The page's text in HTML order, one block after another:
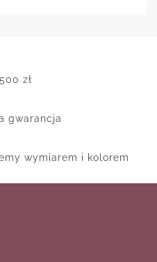
zł
gwarancja
wymiarem i kolorem